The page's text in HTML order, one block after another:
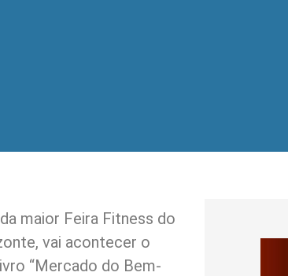
maior Feira Fitness do
vai acontecer o
“Mercado do Bem-